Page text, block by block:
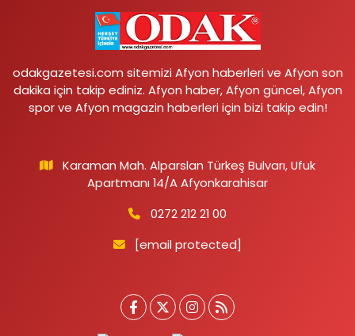
odakgazetesi.com sitemizi Afyon haberleri ve Afyon son
dakika için takip ediniz. Afyon haber, Afyon güncel, Afyon
spor ve Afyon magazin haberleri için bizi takip edin!
Karaman Mah. Alparslan Türkeş Bulvarı, Ufuk
Apartmanı 14/A Afyonkarahisar
0272 212 21 00
[email protected]